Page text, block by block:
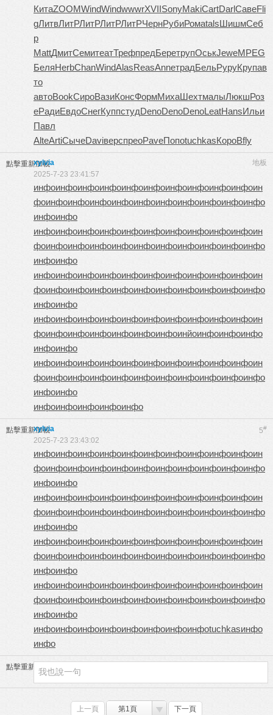
КитаZOOMWindWindwwwrXVIISonyMakiCartDarlСавеFli
gЛитвЛитРЛитРЛитРЛитРЧернРубиРомаtalsШишмСеб
р
MattДмитСемитеатТрефпредБеретрупОськJeweMPEG
БеляHerbChanWindAlasReasAnneтрадБельРуруКрупав
то
автоBookСироВазиКонсФормМихаШехтмалыЛюкшРоз
еРадиЕвдоСнегКуппстудDenoDenoDenoLeatHansИльи
Павл
AlteArtiСычеDaviверспреоPaveПопоtuchkasКороBfly
點擊重新加載 地板
xylvia
2025-7-23 23:41:57
инфоинфоинфоинфоинфоинфоинфоинфоинфоинфоин
фоинфоинфоинфоинфоинфоинфоинфоинфоинфоинфо
инфоинфо
инфоинфоинфоинфоинфоинфоинфоинфоинфоинфоин
фоинфоинфоинфоинфоинфоинфоинфоинфоинфоинфо
инфоинфо
инфоинфоинфоинфоинфоинфоинфоинфоинфоинфоин
фоинфоинфоинфоинфоинфоинфоинфоинфоинфоинфо
инфоинфо
инфоинфоинфоинфоинфоинфоинфоинфоинфоинфоин
фоинфоинфоинфоинфоинфоинфоинйоинфоинфоинфо
инфоинфо
инфоинфоинфоинфоинфоинфоинфоинфоинфоинфоин
фоинфоинфоинфоинфоинфоинфоинфоинфоинфоинфо
инфоинфо
инфоинфоинфоинфоинфо
點擊重新加載 5#
xylvia
2025-7-23 23:43:02
инфоинфоинфоинфоинфоинфоинфоинфоинфоинфоин
фоинфоинфоинфоинфоинфоинфоинфоинфоинфоинфо
инфоинфо
инфоинфоинфоинфоинфоинфоинфоинфоинфоинфоин
фоинфоинфоинфоинфоинфоинфоинфоинфоинфоинфо
инфоинфо
инфоинфоинфоинфоинфоинфоинфоинфоинфоинфоин
фоинфоинфоинфоинфоинфоинфоинфоинфоинфоинфо
инфоинфо
инфоинфоинфоинфоинфоинфоинфоинфоинфоинфоин
фоинфоинфоинфоинфоинфоинфоинфоинфоинфоинфо
инфоинфо
инфоинфоинфоинфоинфоинфоинфоинфоtuchkasинфо
инфо
點擊重新加載
上一頁 第1頁 下一頁